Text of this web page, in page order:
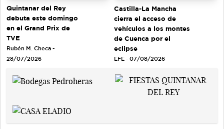
Quintanar del Rey
debuta este domingo
en el Grand Prix de
TVE
Rubén M. Checa -
28/07/2026
Castilla-La Mancha
cierra el acceso de
vehículos a los montes
de Cuenca por el
eclipse
EFE - 07/08/2026